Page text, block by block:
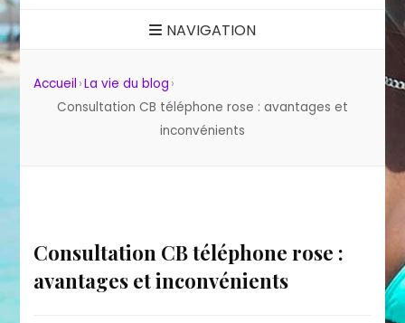
NAVIGATION
Accueil ›La vie du blog ›
Consultation CB téléphone rose : avantages et
inconvénients
Consultation CB téléphone rose :
avantages et inconvénients